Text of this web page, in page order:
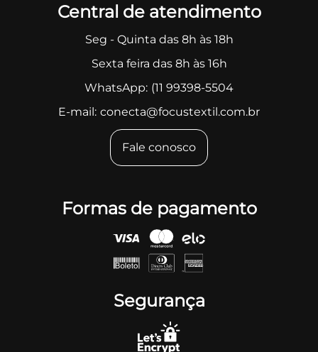
Central de atendimento
Seg - Quinta das 8h às 18h
Sexta feira das 8h às 16h
WhatsApp: (11 99398-5504
E-mail: conecta@focustextil.com.br
Fale conosco
Formas de pagamento
Segurança